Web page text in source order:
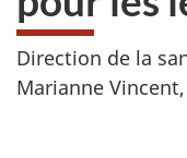
Direction de la
Marianne Vincent,